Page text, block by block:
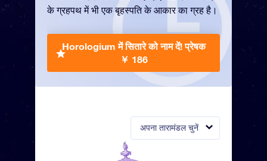
अपना तारामंडल चुनें
के ग्रहपथ में भी एक बृहस्पति के आकार का ग्रह है।
Horologium में सितारे को नाम दें!प्रेषक
￥ 186